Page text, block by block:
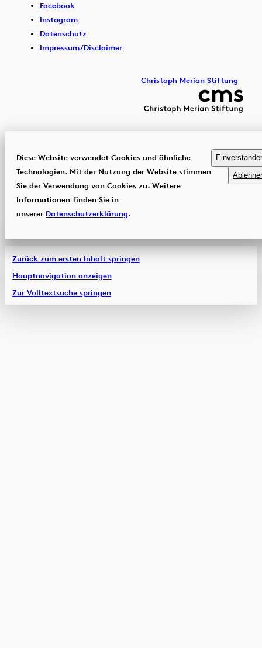
Facebook
Instagram
Datenschutz
Impressum/Disclaimer
Christoph Merian Stiftung
Diese Website verwendet Cookies und ähnliche
Technologien. Mit der Nutzung der Website stimmen
Sie der Verwendung von Cookies zu. Weitere
Informationen finden Sie in
unserer Datenschutzerklärung.
Zurück zum ersten Inhalt springen
Hauptnavigation anzeigen
Zur Volltextsuche springen